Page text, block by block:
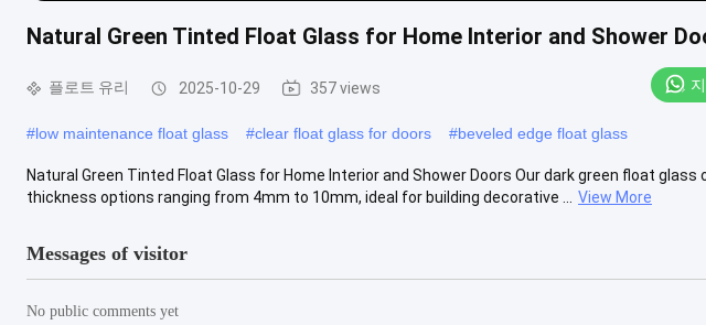
Natural Green Tinted Float Glass for Home Interior and Shower
플로트 유리 2025-10-29 357 views
#low maintenance float glass #clear float glass for doors #beveled edge float glass
Natural Green Tinted Float Glass for Home Interior and Shower Doors Our dark green float
thickness options ranging from 4mm to 10mm, ideal for building decorative ...
View More
Messages of visitor
No public comments yet